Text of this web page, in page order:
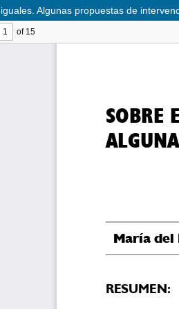
Algunas propuestas de